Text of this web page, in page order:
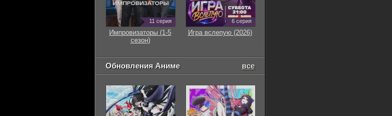
11 серия
Импровизаторы (1-5
сезон)
6 серия
Игра вслепую (2026)
Обновления Аниме все